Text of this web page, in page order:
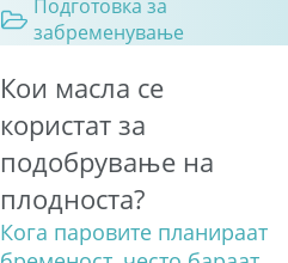
Подготовка за
забременување
Кои масла се
користат за
подобрување на
плодноста?
Кога паровите планираат